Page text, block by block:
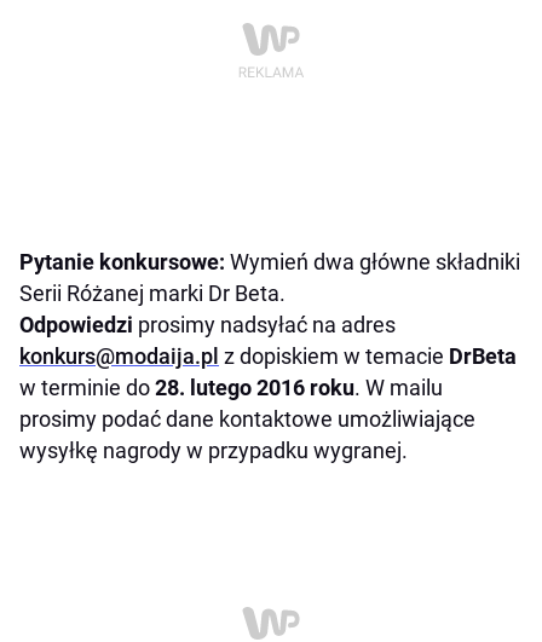
Pytanie konkursowe: Wymień dwa główne składniki
Serii Różanej marki Dr Beta.
Odpowiedzi prosimy nadsyłać na adres
konkurs@modaija.pl z dopiskiem w temacie DrBeta
w terminie do28. lutego 2016 roku. W mailu
prosimy podać dane kontaktowe umożliwiające
wysyłkę nagrody w przypadku wygranej.